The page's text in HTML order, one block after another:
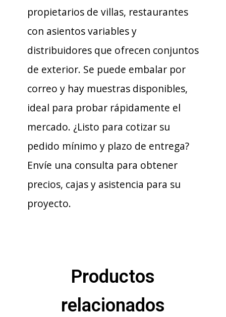
propietarios de villas, restaurantes
con asientos variables y
distribuidores que ofrecen conjuntos
de exterior. Se puede embalar por
correo y hay muestras disponibles,
ideal para probar rápidamente el
mercado. ¿Listo para cotizar su
pedido mínimo y plazo de entrega?
Envíe una consulta para obtener
precios, cajas y asistencia para su
proyecto.
Productos
relacionados